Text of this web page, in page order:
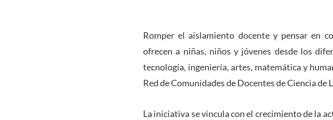
Romper el aislamiento docente y pensar en
ofrecen a niñas, niños y jóvenes desde los
tecnología, ingeniería, artes, matemática y
Red de Comunidades de Docentes de Ciencia de
La iniciativa se vincula con el crecimiento de la